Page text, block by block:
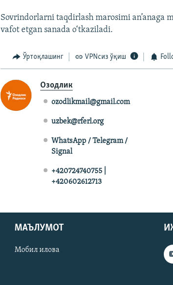
Sovrindorlarni taqdirlash marosimi an’anaga
vafot etgan sanada o‘tkaziladi.
Ўртоқлашинг VPNсиз ўқиш
Озодлик
ozodlikmail@gmail.com
uzbek@rferl.org
WhatsApp / Telegram /
Signal
+420724740755 |
+420602612713
МАЪЛУМОТ
Мобил илова